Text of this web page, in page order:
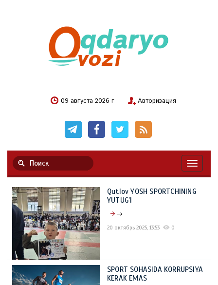
09 августа 2026 г Авторизация
Qutlov YOSH SPORTCHINING
YUTUG’I
→
20 октябрь 2025, 13:53 0
SPORT SOHASIDA KORRUPSIYA
KERAK EMAS